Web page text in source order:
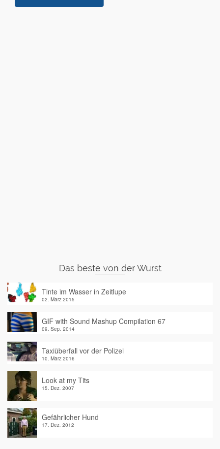
Das beste von der Wurst
Tinte im Wasser in Zeitlupe
02. März 2015
GIF with Sound Mashup Compilation 67
09. Sep. 2014
Taxiüberfall vor der Polizei
10. März 2016
Look at my Tits
15. Dez. 2007
Gefährlicher Hund
17. Dez. 2012